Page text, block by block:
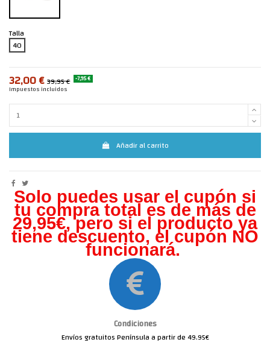
Talla
40
32,00 € 39,95 € -7,95 €
Impuestos incluidos
Añadir al carrito
Solo puedes usar el cupón si
tu compra total es de más de
29,95€, pero si el producto ya
tiene descuento, el cupón NO
funcionará.
Condiciones
Envíos gratuitos Península a partir de 49.95€